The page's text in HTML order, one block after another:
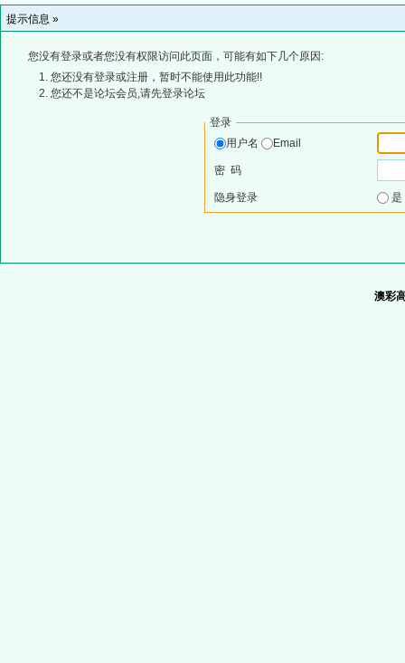
提示信息 »
您没有登录或者您没有权限访问此页面，可能有如下几个原因:
您还没有登录或注册，暂时不能使用此功能!!
您还不是论坛会员,请先登录论坛
登录
用户名
Email
密 码
隐身登录
澳彩